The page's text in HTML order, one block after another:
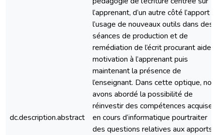
dc.description.abstract
l’apprenant, d’un autre côté l’apport
l’usage de nouveaux outils dans des
séances de production et de
remédiation de l’écrit procurant aide
motivation à l’apprenant puis
maintenant la présence de
l’enseignant. Dans cette optique,
avons abordé la possibilité de
réinvestir des compétences acquises
en cours d’informatique pourtraiter
des questions relatives aux apports